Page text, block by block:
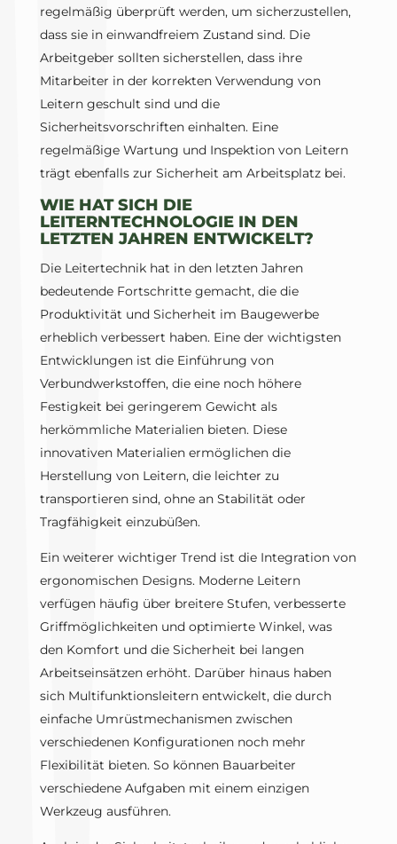
regelmäßig überprüft werden, um sicherzustellen,
dass sie in einwandfreiem Zustand sind. Die
Arbeitgeber sollten sicherstellen, dass ihre
Mitarbeiter in der korrekten Verwendung von
Leitern geschult sind und die
Sicherheitsvorschriften einhalten. Eine
regelmäßige Wartung und Inspektion von Leitern
trägt ebenfalls zur Sicherheit am Arbeitsplatz bei.
WIE HAT SICH DIE
LEITERNTECHNOLOGIE IN DEN
LETZTEN JAHREN ENTWICKELT?
Die Leitertechnik hat in den letzten Jahren
bedeutende Fortschritte gemacht, die die
Produktivität und Sicherheit im Baugewerbe
erheblich verbessert haben. Eine der wichtigsten
Entwicklungen ist die Einführung von
Verbundwerkstoffen, die eine noch höhere
Festigkeit bei geringerem Gewicht als
herkömmliche Materialien bieten. Diese
innovativen Materialien ermöglichen die
Herstellung von Leitern, die leichter zu
transportieren sind, ohne an Stabilität oder
Tragfähigkeit einzubüßen.
Ein weiterer wichtiger Trend ist die Integration von
ergonomischen Designs. Moderne Leitern
verfügen häufig über breitere Stufen, verbesserte
Griffmöglichkeiten und optimierte Winkel, was
den Komfort und die Sicherheit bei langen
Arbeitseinsätzen erhöht. Darüber hinaus haben
sich Multifunktionsleitern entwickelt, die durch
einfache Umrüstmechanismen zwischen
verschiedenen Konfigurationen noch mehr
Flexibilität bieten. So können Bauarbeiter
verschiedene Aufgaben mit einem einzigen
Werkzeug ausführen.